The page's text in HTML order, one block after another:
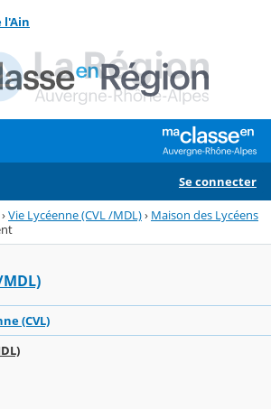
l'Ain
Se connecter
›Vie Lycéenne (CVL /MDL)› Maison des Lycéens
(CVL)